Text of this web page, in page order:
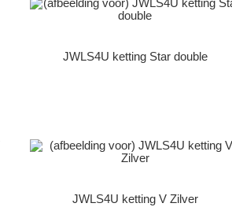
JWLS4U ketting Star double
JWLS4U ketting V Zilver